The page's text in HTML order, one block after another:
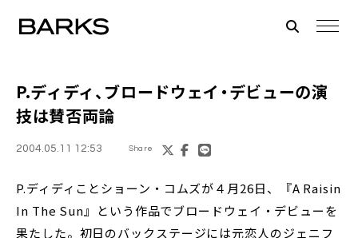
P.ディディ、ブロードウェイ・デビューの演
技は賛否両論
2004.05.11 12:53 Share
P.ディディことショーン・コムズが４月26日、『A Raisin
In The Sun』という作品でブロードウェイ・デビューを
果たした。初日のバックステージには元恋人のジェニフ